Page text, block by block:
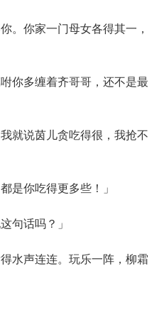
你家一门母女各得其一，
多缠着齐哥哥，还不是最
说茵儿贪吃得很，我抢不
你吃得更多些！」
话吗？」
声连连。玩乐一阵，柳霜